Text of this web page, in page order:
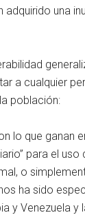
una
a cualquier
población:
lo que ganan
para el
o
ha sido
y Venezuela y